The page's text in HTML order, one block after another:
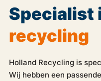
Specialist
recycling
Holland Recycling is
Wij hebben een